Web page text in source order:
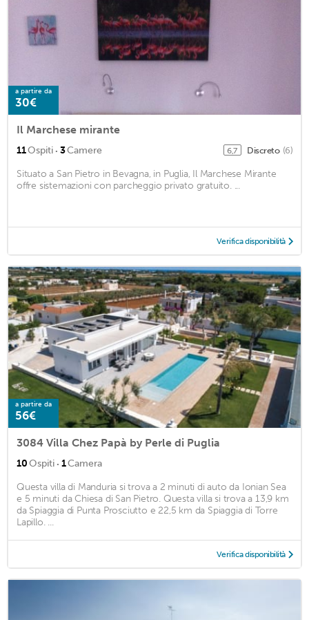
a partire da
30€
Il Marchese mirante
11Ospiti · 3Camere 6,7 Discreto (6)
Situato a San Pietro in Bevagna, in Puglia, Il Marchese Mirante
offre sistemazioni con parcheggio privato gratuito. ...
Verifica disponibilità
a partire da
56€
3084 Villa Chez Papà by Perle di Puglia
10Ospiti · 1Camera
Questa villa di Manduria si trova a 2 minuti di auto da Ionian Sea
e 5 minuti da Chiesa di San Pietro. Questa villa si trova a 13,9 km
da Spiaggia di Punta Prosciutto e 22,5 km da Spiaggia di Torre
Lapillo. ...
Verifica disponibilità